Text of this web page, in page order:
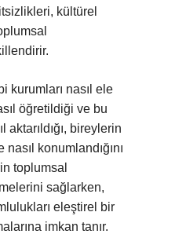
kültürel
kurumları nasıl ele
öğretildiği ve bu
aktarıldığı, bireylerin
konumlandığını
toplumsal
sağlarken,
eleştirel bir
imkan tanır.